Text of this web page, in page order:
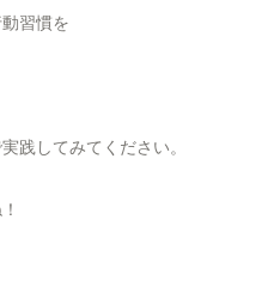
習慣を
践してみてください。